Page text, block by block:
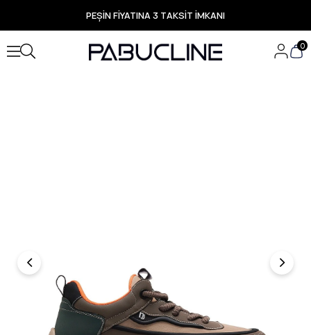
PEŞİN FİYATINA 3 TAKSİT İMKANI
TÜM ÜRÜNLERDE ÜCRETSİZ KARGO
Yeni Sezon Ürünlerde Özel Fırsatlar
Seçili Ürünlerde Hızlı Teslimat
0